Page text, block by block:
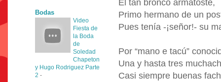
El tan bronco armatoste,
Primo hermano de un
Pues tenía -¡señor!- su
Por “mano e tacú”
Una y hasta tres
Casi siempre buenas
Bodas
Video
Fiesta de
la Boda
de
Soledad
Chapeton
y Hugo Rodriguez Parte
2 -